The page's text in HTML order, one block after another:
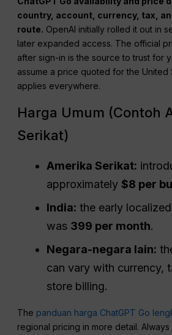
country, account, currency, tax,
route. OpenAI initially rolled it out in
later expanded access. The official
after sign-in is the source to trust for
assume a price quoted for the United
applies everywhere.
Harga Umum (Contoh
Serikat)
Amerika Serikat:
approximately$8 per
India: the early
was ₹399 per month.
Negara-negara lain:
can vary with currency,
store billing.
The panduan harga ChatGPT Go
regional pricing in more detail.